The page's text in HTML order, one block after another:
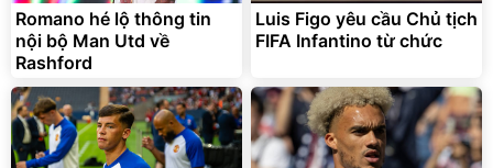
Romano hé lộ thông tin
nội bộ Man Utd về
Rashford
Luis Figo yêu cầu Chủ tịch
FIFA Infantino từ chức